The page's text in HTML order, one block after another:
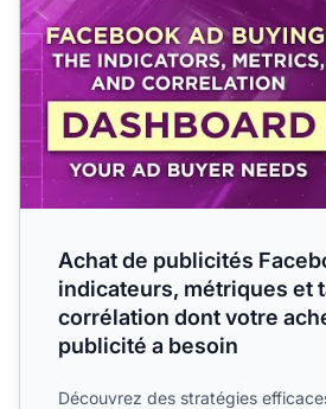
Achat de publicités
indicateurs, métriques et
corrélation dont votre
publicité a besoin
Découvrez des stratégies